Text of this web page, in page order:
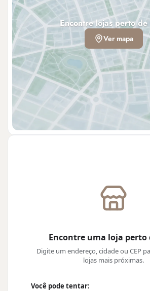
Encontre uma loja perto
Digite um endereço, cidade ou CEP
lojas mais próximas.
Você pode tentar:
Encontre lojas perto de
Ver mapa